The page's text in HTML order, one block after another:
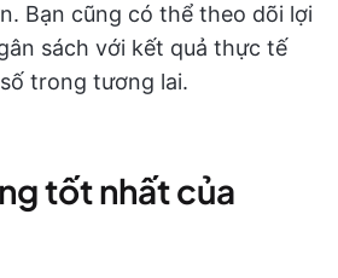
Bạn cũng có thể theo dõi lợi
sách với kết quả thực tế
trong tương lai.
tốt nhất của